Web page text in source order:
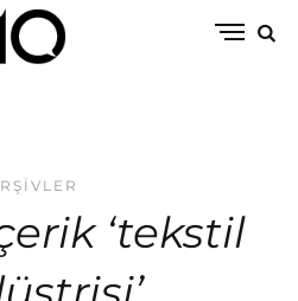
‘tekstil